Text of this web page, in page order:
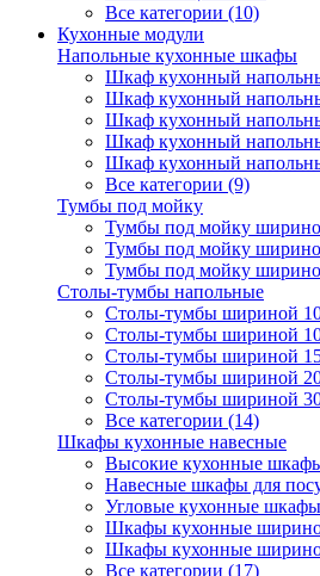
Все категории (10)
Кухонные модули
Напольные кухонные шкафы
Шкаф кухонный
Шкаф кухонный
Шкаф кухонный
Шкаф кухонный
Шкаф кухонный
Все категории (9)
Тумбы под мойку
Тумбы под мойку
Тумбы под мойку
Тумбы под мойку
Столы-тумбы напольные
Столы-тумбы шириной
Столы-тумбы шириной
Столы-тумбы шириной
Столы-тумбы шириной
Столы-тумбы шириной
Все категории (14)
Шкафы кухонные навесные
Высокие кухонные
Навесные шкафы для
Угловые кухонные шкафы
Шкафы кухонные
Шкафы кухонные
Все категории (17)